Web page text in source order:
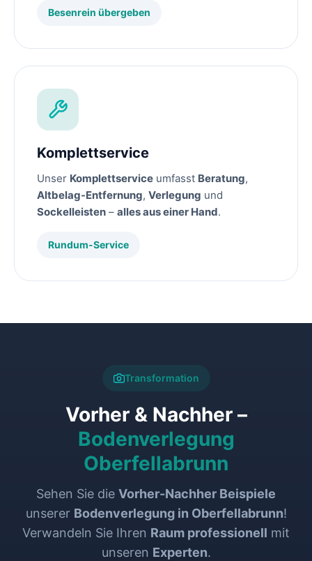
Besenrein übergeben
Komplettservice
Unser Komplettservice umfasst Beratung,
Altbelag-Entfernung, Verlegung und
Sockelleisten – alles aus einer Hand.
Rundum-Service
Transformation
Vorher & Nachher –
Bodenverlegung
Oberfellabrunn
Sehen Sie die Vorher-Nachher Beispiele
unserer Bodenverlegung in Oberfellabrunn!
Verwandeln Sie Ihren Raum professionell mit
unseren Experten.